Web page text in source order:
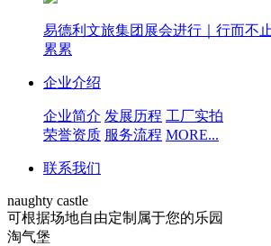
易德利文旅集团展会进行｜行而不
累累
企业介绍
企业简介 发展历程 工厂实拍
荣誉资质 服务流程 MORE...
联系我们
naughty castle
可根据场地自由定制属于您的乐园
淘气堡